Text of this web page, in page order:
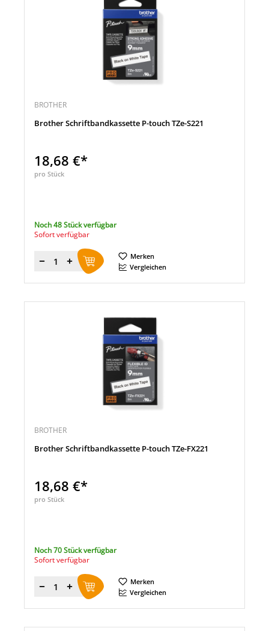
BROTHER
Brother Schriftbandkassette P-touch TZe-S221
18,68 €*
pro Stück
Noch 48 Stück verfügbar
Sofort verfügbar
Menge
Merken
Vergleichen
BROTHER
Brother Schriftbandkassette P-touch TZe-FX221
18,68 €*
pro Stück
Noch 70 Stück verfügbar
Sofort verfügbar
Menge
Merken
Vergleichen